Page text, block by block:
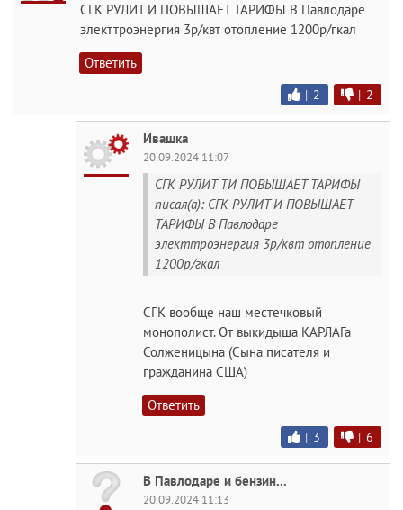
СГК РУЛИТ И ПОВЫШАЕТ ТАРИФЫ В Павлодаре
электтроэнергия 3р/квт отопление 1200р/гкал
Ответить
| 2 | 2
Ивашка
20.09.2024 11:07
СГК РУЛИТ ТИ ПОВЫШАЕТ ТАРИФЫ
писал(а): СГК РУЛИТ И ПОВЫШАЕТ
ТАРИФЫ В Павлодаре
электтроэнергия 3р/квт отопление
1200р/гкал
СГК вообще наш местечковый
монополист. От выкидыша КАРЛАГа
Солженицына (Сына писателя и
гражданина США)
Ответить
| 3 | 6
В Павлодаре и бензин...
20.09.2024 11:13